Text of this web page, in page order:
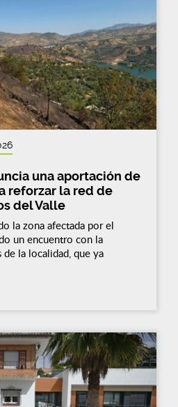
una aportación de
reforzar la red de
del Valle
la zona afectada por el
un encuentro con la
la localidad, que ya